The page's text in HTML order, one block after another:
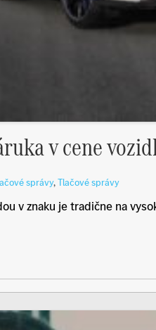
v cene
správy,Tlačové správy
v znaku je tradične na